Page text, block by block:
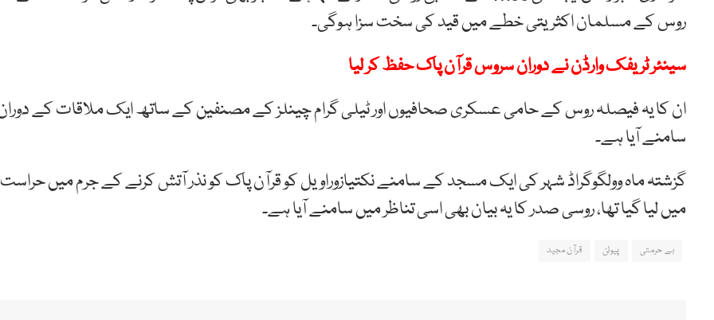
روس کے مسلمان اکثریتی خطے میں قید کی سخت سزا ہوگی۔
سینئر ٹریفک وارڈن نے دوران سروس قرآن پاک حفظ کر لیا
ان کا یہ فیصلہ روس کے حامی عسکری صحافیوں اور ٹیلی گرام چینلز کے مصنفین کے ساتھ ایک ملاقات کے
سامنے آیا ہے۔
گزشتہ ماہ وولگوگراڈ شہر کی ایک مسجد کے سامنے نکتیازوراویل کو قرآن پاک کو نذر آتش کرنے کے جرم میں حراست
میں لیا گیا تھا، روسی صدر کا یہ بیان بھی اسی تناظر میں سامنے آیا ہے۔
بے حرمتی پیوٹن قرآن مجید